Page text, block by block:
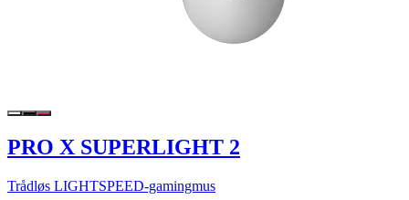
PRO X SUPERLIGHT 2
Trådløs LIGHTSPEED-gamingmus